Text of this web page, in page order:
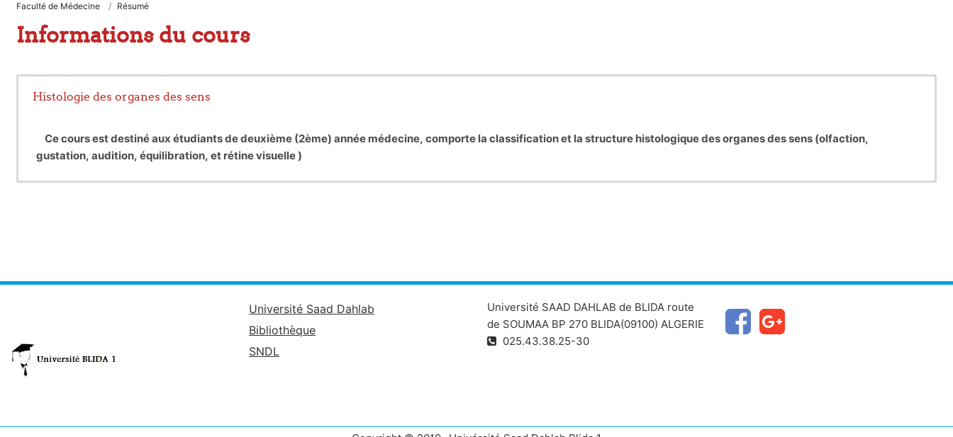
Faculté de Médecine Résumé
Informations du cours
Histologie des organes des sens
Ce cours est destiné aux étudiants de deuxième (2ème) année médecine, comporte la classification et la structure histologique des organes des sens (olfaction,
gustation, audition, équilibration, et rétine visuelle )
Université Saad Dahlab
Bibliothèque
SNDL
Université SAAD DAHLAB de BLIDA route
de SOUMAA BP 270 BLIDA(09100) ALGERIE
025.43.38.25-30